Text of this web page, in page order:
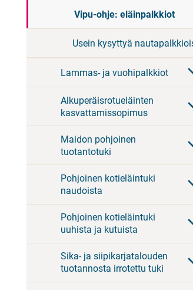
Vipu-ohje: eläinpalkkiot
Usein kysyttyä
Lammas- ja vuohipalkkiot
Alkuperäisrotueläinten
kasvattamissopimus
Maidon pohjoinen
tuotantotuki
Pohjoinen kotieläintuki
naudoista
Pohjoinen kotieläintuki
uuhista ja kutuista
Sika- ja siipikarjatalouden
tuotannosta irrotettu tuki